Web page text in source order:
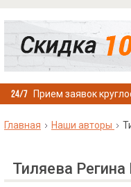
Прием заявок
Главная Наши авторы
Тиляева